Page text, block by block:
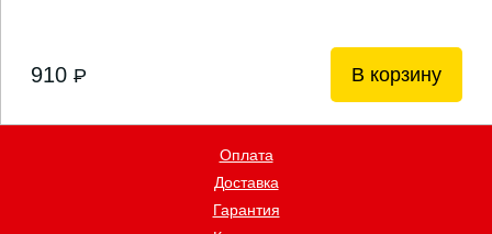
910 P В корзину
Оплата
Доставка
Гарантия